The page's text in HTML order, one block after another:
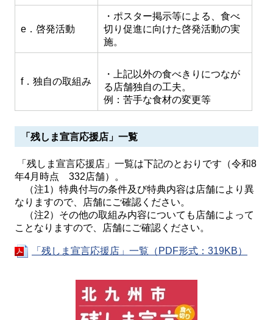
e．啓発活動
・ポスター掲示等による、食べ
切り促進に向けた啓発活動の実
施。
f．独自の取組み
・上記以外の食べきりにつなが
る店舗独自の工夫。
例：苦手な食材の変更等
「残しま宣言応援店」一覧
「残しま宣言応援店」一覧は下記のとおりです（令和8
年4月時点 332店舗）。
（注1）特典付与の条件及び特典内容は店舗により異
なりますので、店舗にご確認ください。
（注2）その他の取組み内容についても店舗によって
ことなりますので、店舗にご確認ください。
「残しま宣言応援店」一覧（PDF形式：319KB）